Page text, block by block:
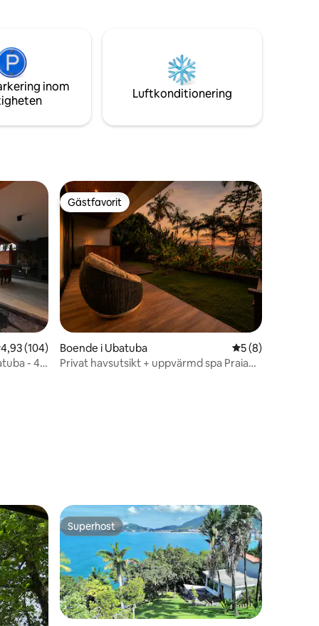
inom
Luftkonditionering
av 5 i genomsnittligt betyg, 104 omdömen
4,93 (104)
- 4
Gästfavorit
Gästfavorit
Boende i Ubatuba 5 av 5 i
5 (8)
Privat havsutsikt + uppvärmd spa Praia
Superhost
Superhost